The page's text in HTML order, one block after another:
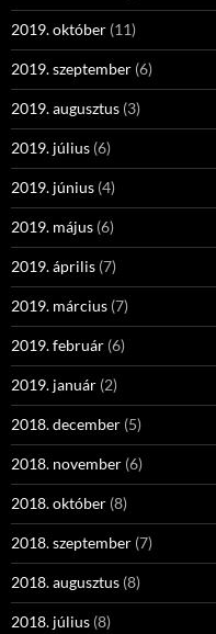
2019. október (11)
2019. szeptember (6)
2019. augusztus (3)
2019. július (6)
2019. június (4)
2019. május (6)
2019. április (7)
2019. március (7)
2019. február (6)
2019. január (2)
2018. december (5)
2018. november (6)
2018. október (8)
2018. szeptember (7)
2018. augusztus (8)
2018. július (8)